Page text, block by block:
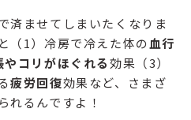
済ませてしまいたくなりま
（1）冷房で冷えた体の血行
やコリがほぐれる効果（3）
疲労回復効果など、さまざ
れるんですよ！